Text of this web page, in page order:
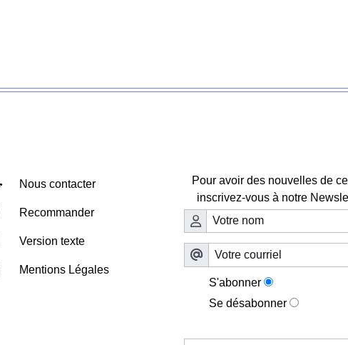
Nous contacter
Recommander
Version texte
Mentions Légales
Pour avoir des nouvelles de
inscrivez-vous à notre
S'abonner
Se désabonner